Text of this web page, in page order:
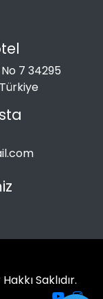
7 34295
Saklıdır.